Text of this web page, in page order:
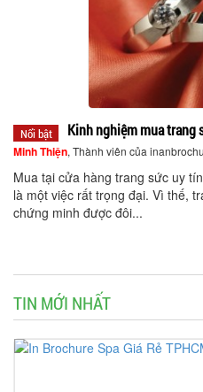
Nổi bật Kinh nghiệm mua trang
Minh Thiện, Thành viên của
Mua tại cửa hàng trang sức uy
là một việc rất trọng đại. Vì thế,
chứng minh được đôi...
TIN MỚI NHẤT